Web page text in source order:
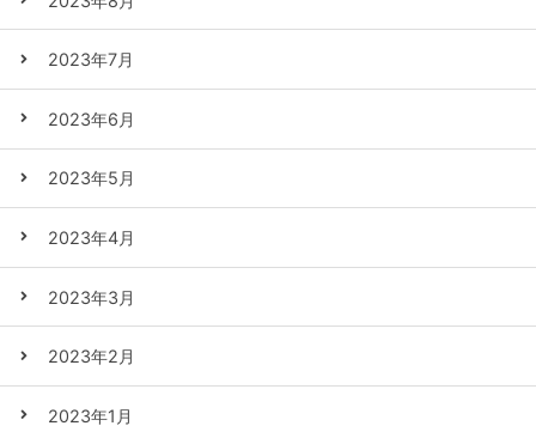
2023年7月
2023年6月
2023年5月
2023年4月
2023年3月
2023年2月
2023年1月